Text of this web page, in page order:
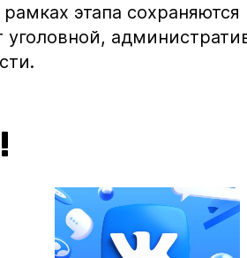
этапа
уголовной,